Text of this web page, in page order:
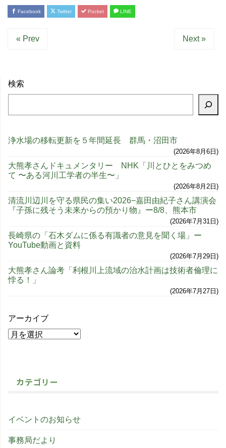
Facebook Twitter Pocket LINE
« Prev Next »
検索
浄水場の移転更新を５年間延長 群馬・沼田市
2026年8月6日
大熊孝さんドキュメンタリー NHK「川とひとをみつめ
て 〜ある河川工学者の半生〜」
2026年8月2日
清流川辺川を守る県民の集い2026−嘉田由紀子さん講演会
『子孫に残そう未来からの預かり物』ー8/8、熊本市
2026年7月31日
長崎県の「石木ダムに係る有識者の意見を聞く場」ー
YouTube動画と資料
2026年7月29日
大熊孝さん論考「利根川上流域の治水計画は技術者倫理に
悖る！」
2026年7月27日
アーカイブ
カテゴリー
イベントのお知らせ
事務局だより